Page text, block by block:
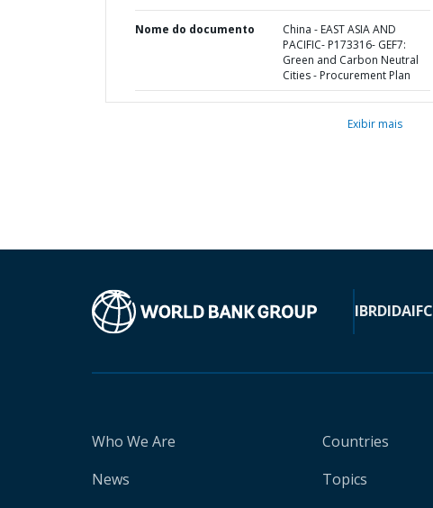
Nome do documento
China - EAST ASIA AND
PACIFIC- P173316- GEF7:
Green and Carbon Neutral
Cities - Procurement Plan
Exibir mais
IBRDIDAIFC
Who We Are
News
Countries
Topics